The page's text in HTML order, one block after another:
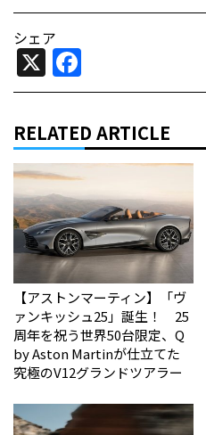
シェア
X
RELATED ARTICLE
【アストンマーティン】「ヴ
ァンキッシュ25」誕生！ 25
周年を祝う世界50台限定、Q
by Aston Martinが仕立てた
究極のV12グランドツアラー